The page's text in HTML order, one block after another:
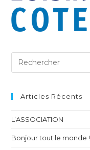
Articles Récents
L’ASSOCIATION
Bonjour tout le monde !